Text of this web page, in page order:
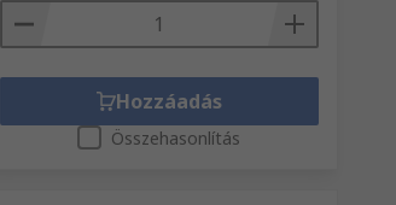
Hozzáadás
Összehasonlítás